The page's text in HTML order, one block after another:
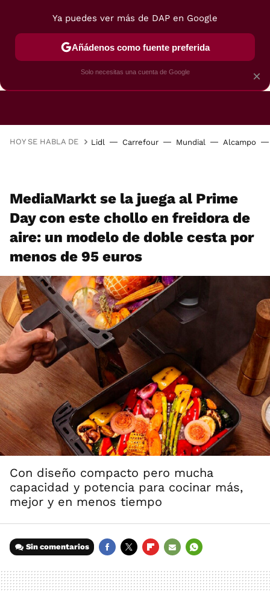
FREIDORAS DE AIRE GUÍAS DE
HOY SE HABLA DE Lidl Carrefour Mundial Alcampo
MediaMarkt se la juega al Prime
Day con este chollo en freidora de
aire: un modelo de doble cesta por
menos de 95 euros
Con diseño compacto pero mucha
capacidad y potencia para cocinar más,
mejor y en menos tiempo
Sin comentarios
MAIL
×
Ya puedes ver más de DAP en Google
Añádenos como fuente preferida
Solo necesitas una cuenta de Google